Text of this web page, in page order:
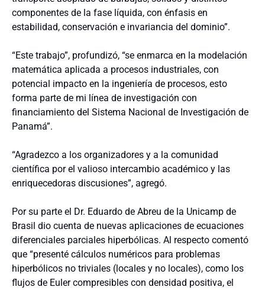
componentes de la fase líquida, con énfasis en
estabilidad, conservación e invariancia del dominio”.
“Este trabajo”, profundizó, “se enmarca en la modelación
matemática aplicada a procesos industriales, con
potencial impacto en la ingeniería de procesos, esto
forma parte de mi línea de investigación con
financiamiento del Sistema Nacional de Investigación de
Panamá”.
“Agradezco a los organizadores y a la comunidad
científica por el valioso intercambio académico y las
enriquecedoras discusiones”, agregó.
Por su parte el Dr. Eduardo de Abreu de la Unicamp de
Brasil dio cuenta de nuevas aplicaciones de ecuaciones
diferenciales parciales hiperbólicas. Al respecto comentó
que “presenté cálculos numéricos para problemas
hiperbólicos no triviales (locales y no locales), como los
flujos de Euler compresibles con densidad positiva, el